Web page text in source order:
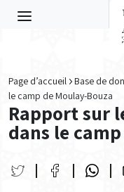
Page d’accueil Base de
le camp de Moulay-Bouza
Rapport sur
dans le